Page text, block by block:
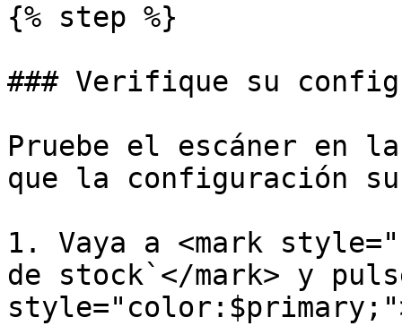
{% step %}
### Verifique su
Pruebe el escáner en
que la configuración
1. Vaya a <mark
de stock`</mark> y